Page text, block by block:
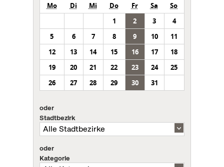
Mo Di Mi Do Fr Sa
So
1
2 3
4
5
6 7 8 9 10
11
12
13 14 15 16 17
18
19
20 21 22 23 24
25
26
27 28 29 30 31
oder
Stadtbezirk
oder
Kategorie